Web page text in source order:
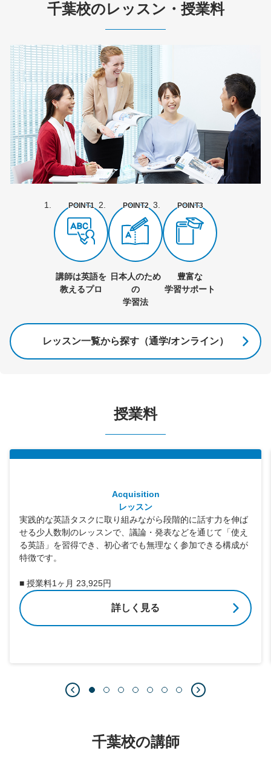
千葉校のレッスン・授業料
POINT1
講師は英語を
教えるプロ
POINT2
日本人のため
の
学習法
POINT3
豊富な
学習サポート
レッスン一覧から探す（通学/オンライン）
授業料
Acquisition
レッスン
実践的な英語タスクに取り組みながら段階的に話す力を伸ば
せる少人数制のレッスンで、議論・発表などを通じて「使え
る英語」を習得でき、初心者でも無理なく参加できる構成が
特徴です。
■ 授業料1ヶ月 23,925円
詳しく見る
千葉校の講師